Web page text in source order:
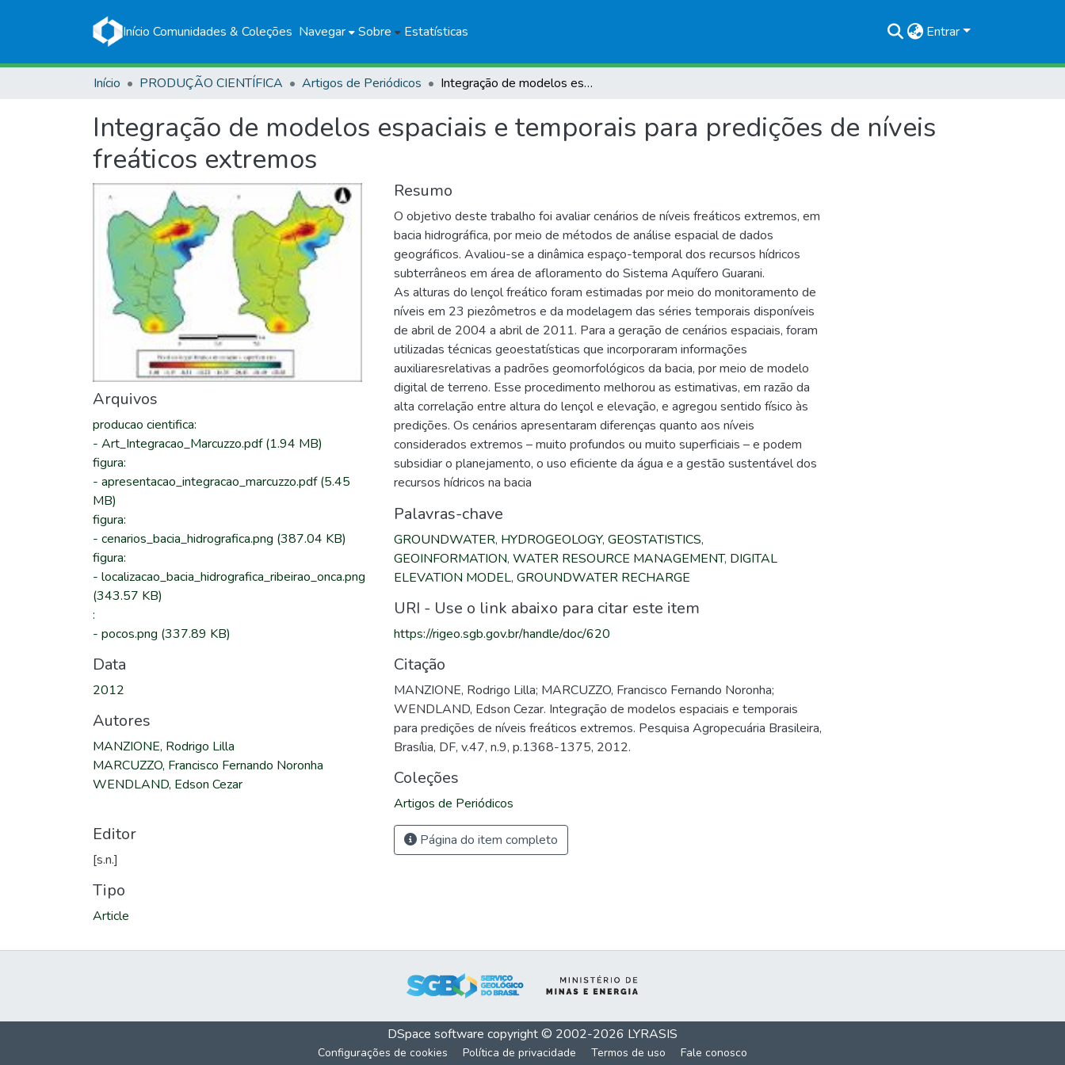
Início Comunidades & Coleções Navegar Sobre Estatísticas Entrar
Início PRODUÇÃO CIENTÍFICA Artigos de Periódicos Integração de modelos espaciais e temporais para predições de níveis freáticos extremos
Integração de modelos espaciais e temporais para predições de níveis
freáticos extremos
Arquivos
producao cientifica:
- Art_Integracao_Marcuzzo.pdf(1.94 MB)
figura:
- apresentacao_integracao_marcuzzo.pdf(5.45
MB)
figura:
- cenarios_bacia_hidrografica.png (387.04 KB)
figura:
- localizacao_bacia_hidrografica_ribeirao_onca.png
(343.57 KB)
:
- pocos.png (337.89 KB)
Data
2012
Autores
MANZIONE, Rodrigo Lilla
MARCUZZO, Francisco Fernando Noronha
WENDLAND, Edson Cezar
Editor
[s.n.]
Tipo
Article
Resumo
O objetivo deste trabalho foi avaliar cenários de níveis freáticos extremos, em
bacia hidrográfica, por meio de métodos de análise espacial de dados
geográficos. Avaliou-se a dinâmica espaço-temporal dos recursos hídricos
subterrâneos em área de afloramento do Sistema Aquífero Guarani.
As alturas do lençol freático foram estimadas por meio do monitoramento de
níveis em 23 piezômetros e da modelagem das séries temporais disponíveis
de abril de 2004 a abril de 2011. Para a geração de cenários espaciais, foram
utilizadas técnicas geoestatísticas que incorporaram informações
auxiliaresrelativas a padrões geomorfológicos da bacia, por meio de modelo
digital de terreno. Esse procedimento melhorou as estimativas, em razão da
alta correlação entre altura do lençol e elevação, e agregou sentido físico às
predições. Os cenários apresentaram diferenças quanto aos níveis
considerados extremos – muito profundos ou muito superficiais – e podem
subsidiar o planejamento, o uso eficiente da água e a gestão sustentável dos
recursos hídricos na bacia
Palavras-chave
GROUNDWATER, HYDROGEOLOGY, GEOSTATISTICS,
GEOINFORMATION, WATER RESOURCE MANAGEMENT, DIGITAL
ELEVATION MODEL, GROUNDWATER RECHARGE
URI - Use o link abaixo para citar este item
https://rigeo.sgb.gov.br/handle/doc/620
Citação
MANZIONE, Rodrigo Lilla; MARCUZZO, Francisco Fernando Noronha;
WENDLAND, Edson Cezar. Integração de modelos espaciais e temporais
para predições de níveis freáticos extremos. Pesquisa Agropecuária Brasileira,
Brasília, DF, v.47, n.9, p.1368-1375, 2012.
Coleções
Artigos de Periódicos
Página do item completo
DSpace software copyright © 2002-2026 LYRASIS
Configurações de cookies Política de privacidade Termos de uso Fale conosco